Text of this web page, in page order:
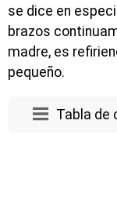
se dice en
brazos
madre, es
pequeño.
Tabla de